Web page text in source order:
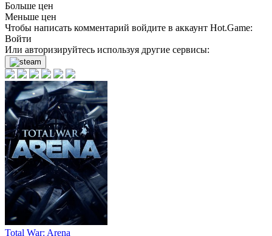
Больше цен
Меньше цен
Чтобы написать комментарий войдите в аккаунт Hot.Game:
Войти
Или авторизируйтесь используя другие сервисы:
Total War: Arena